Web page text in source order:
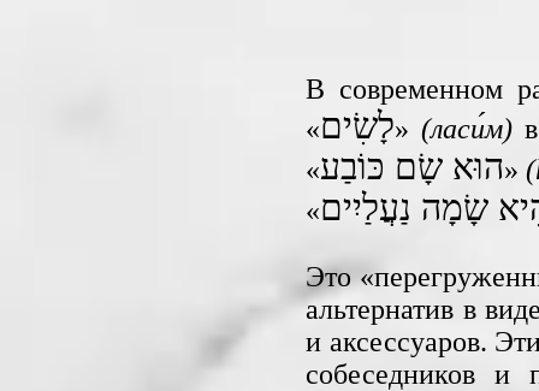
В современном
«לָשִׂים»(ласи́м)
«הוּא שָׂם כּוֹבַע»
«שָׂמָה נַעֲלַיִים
Это
альтернатив в
и аксессуаров.
собеседников и